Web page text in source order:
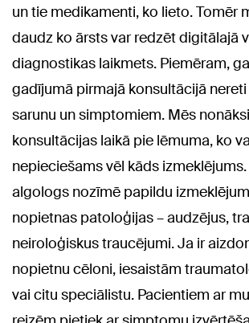
un tie medikamenti, ko lieto. Tomēr
daudz ko ārsts var redzēt digitālajā
diagnostikas laikmets. Piemēram,
gadījumā pirmajā konsultācijā
sarunu un simptomiem. Mēs
konsultācijas laikā pie lēmuma, ko
nepieciešams vēl kāds izmeklējums.
algologs nozīmē papildu
nopietnas patoloģijas – audzējus,
neiroloģiskus traucējumi. Ja ir
nopietnu cēloni, iesaistām
vai citu speciālistu. Pacientiem ar